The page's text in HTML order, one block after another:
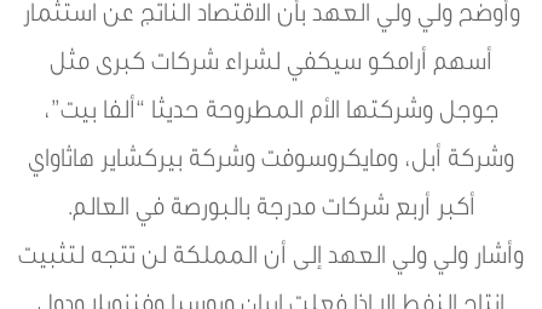
وأوضح ولي ولي العهد بأن الاقتصاد الناتج عن استثمار
أسهم أرامكو سيكفي لشراء شركات كبرى مثل
جوجل وشركتها الأم المطروحة حديثا “ألفا بيت”،
وشركة أبل، ومايكروسوفت وشركة بيركشاير هاثاواي
أكبر أربع شركات مدرجة بالبورصة في العالم.
وأشار ولي ولي العهد إلى أن المملكة لن تتجه لتثبيت